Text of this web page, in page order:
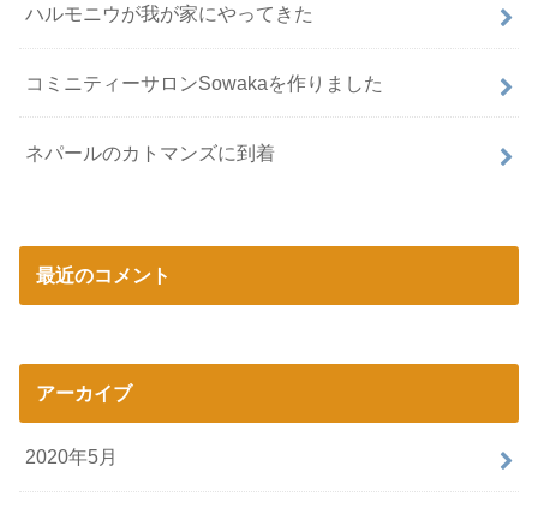
ハルモニウが我が家にやってきた
コミニティーサロンSowakaを作りました
ネパールのカトマンズに到着
最近のコメント
アーカイブ
2020年5月